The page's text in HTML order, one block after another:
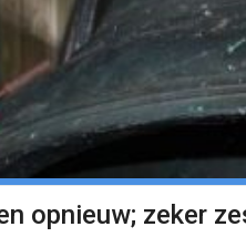
opnieuw; zeker